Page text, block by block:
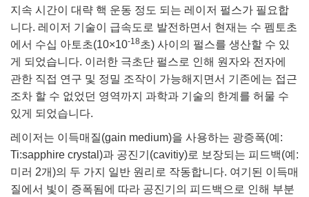
Coated Optics
품
Micrometers
Couplers
and Optomechanics
Cameras
제품생산
Tomography
Systems
지속 시간이 대략 핵 운동 정도 되는 레이저 펄스가 필요합
니다. 레이저 기술이 급속도로 발전하면서 현재는 수 펨토초
에서 수십 아토초(10×10-18초) 사이의 펄스를 생산할 수 있
게 되었습니다. 이러한 극초단 펄스로 인해 원자와 전자에
관한 직접 연구 및 정밀 조작이 가능해지면서 기존에는 접근
조차 할 수 없었던 영역까지 과학과 기술의 한계를 허물 수
있게 되었습니다.
레이저는 이득매질(gain medium)을 사용하는 광증폭(예:
Ti:sapphire crystal)과 공진기(cavitiy)로 보장되는 피드백(예:
미러 2개)의 두 가지 일반 원리로 작동합니다. 여기된 이득매
질에서 빛이 증폭됨에 따라 공진기의 피드백으로 인해 부분